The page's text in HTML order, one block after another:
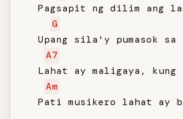
Pagsapit ng dilim ang
G
Upang sila'y pumasok sa
A7
Lahat ay maligaya, kung
Am
Pati musikero lahat ay